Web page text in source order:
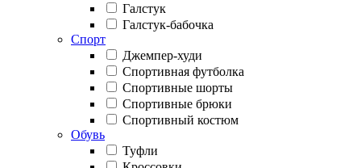
Галстук
Галстук-бабочка
Спорт
Джемпер-худи
Спортивная футболка
Спортивные шорты
Спортивные брюки
Спортивный костюм
Обувь
Туфли